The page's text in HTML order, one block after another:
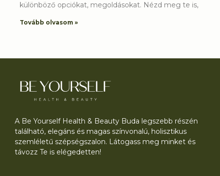
különböző opciókat, megoldásokat. Nézd meg te is,
Tovább olvasom »
A Be Yourself Health & Beauty Buda legszebb részén
található, elegáns és magas színvonalú, holisztikus
szemléletű szépségszalon. Látogass meg minket és
távozz Te is elégedetten!